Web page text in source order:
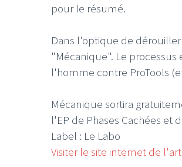
pour le résumé.
Dans l'optique de
"Mécanique". Le
l'homme contre ProTools
Mécanique sortira
l'EP de Phases Cachées et
Label : Le Labo
Visiter le site internet de